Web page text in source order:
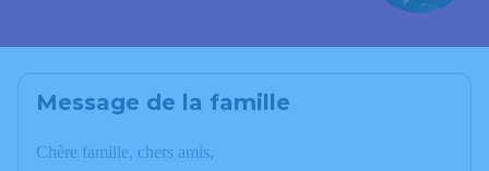
Message de la famille
Chère famille, chers amis,